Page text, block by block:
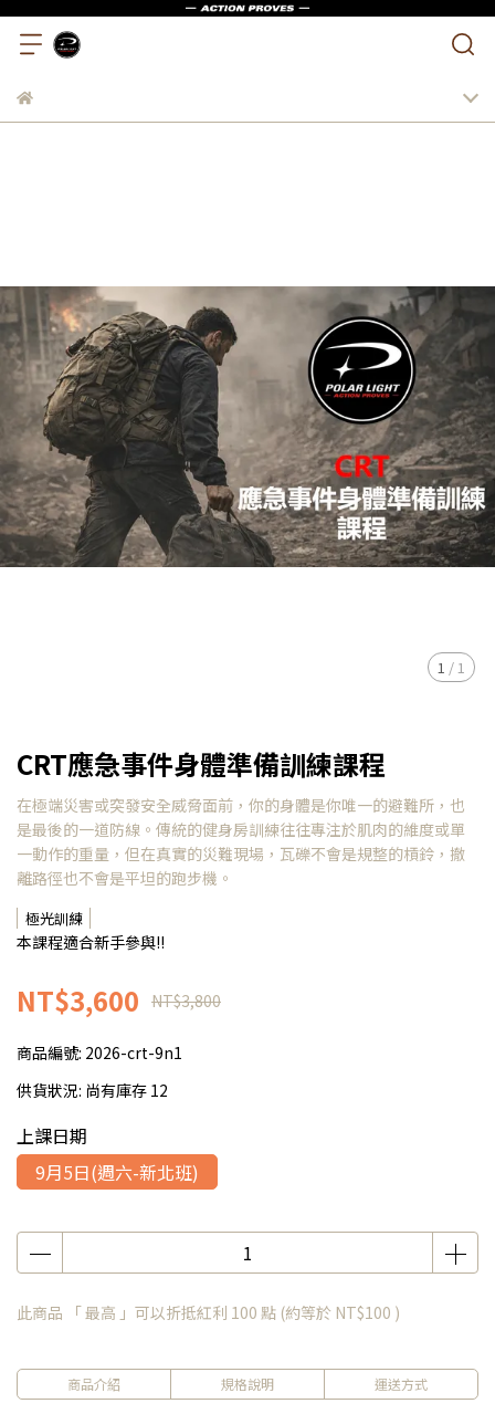
1 / 1
CRT應急事件身體準備訓練課程
在極端災害或突發安全威脅面前，你的身體是你唯一的避難所，也
是最後的一道防線。傳統的健身房訓練往往專注於肌肉的維度或單
一動作的重量，但在真實的災難現場，瓦礫不會是規整的槓鈴，撤
離路徑也不會是平坦的跑步機。
極光訓練
本課程適合新手參與!!
NT$3,600 NT$3,800
商品編號: 2026-crt-9n1
供貨狀況: 尚有庫存 12
上課日期
9月5日(週六-新北班)
此商品 「 最高 」可以折抵紅利 100 點 (約等於 NT$100 )
商品介紹 規格說明 運送方式